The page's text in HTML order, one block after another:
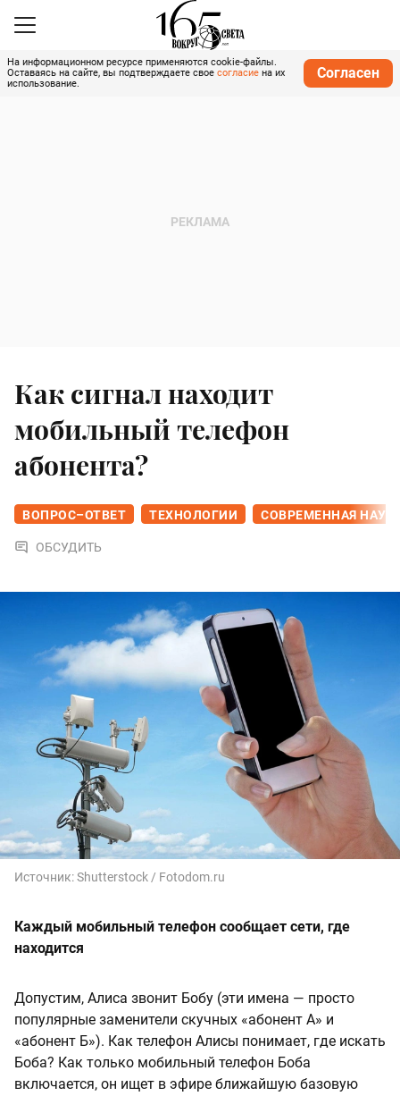
На информационном ресурсе применяются cookie-файлы.
Оставаясь на сайте, вы подтверждаете свое согласие на их
использование.
Согласен
Как сигнал находит
мобильный телефон
абонента?
ВОПРОС–ОТВЕТ ТЕХНОЛОГИИ СОВРЕМЕННАЯ
ОБСУДИТЬ
Источник:Shutterstock / Fotodom.ru
Каждый мобильный телефон сообщает сети, где
находится
Допустим, Алиса звонит Бобу (эти имена — просто
популярные заменители скучных «абонент А» и
«абонент Б»). Как телефон Алисы понимает, где искать
Боба? Как только мобильный телефон Боба
включается, он ищет в эфире ближайшую базовую